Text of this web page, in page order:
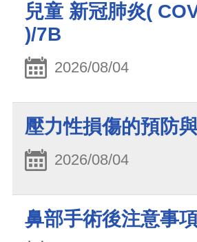
兒童 新冠肺炎(
)/7B
2026/08/04
壓力性損傷的預防
2026/08/04
鼻部手術後注意事